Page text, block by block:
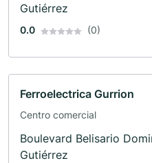
Gutiérrez
0.0 (0)
Ferroelectrica Gurrion
Centro comercial
Boulevard Belisario
Gutiérrez